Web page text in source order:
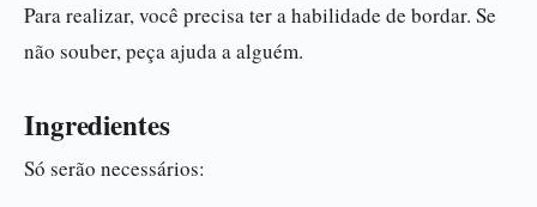
Para realizar, você precisa ter a habilidade de bordar. Se
não souber, peça ajuda a alguém.
Ingredientes
Só serão necessários: